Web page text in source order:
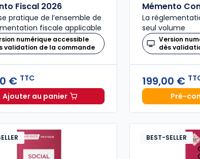
Fiscal 2026
pratique de l’ensemble de
fiscale applicable
numérique accessible
validation de la commande
€ TTC
Ajouter au panierMémento Fiscal 2026 à 215,00 € TTC
Mémento
La
seul volume
Version
dès
199,00 €
Pré-
BEST-SELLER